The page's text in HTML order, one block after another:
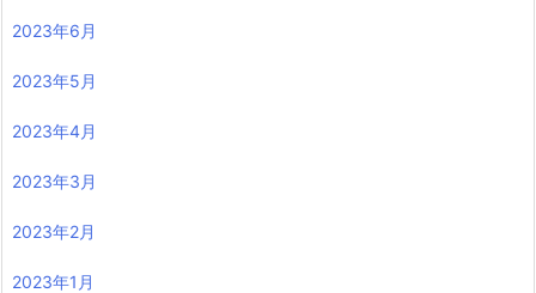
2023年6月
2023年5月
2023年4月
2023年3月
2023年2月
2023年1月